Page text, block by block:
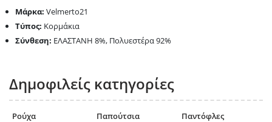
Μάρκα: Velmerto21
Τύπος: Κορμάκια
Σύνθεση: ΕΛΑΣΤΑΝΗ 8%, Πολυεστέρα 92%
Δημοφιλείς κατηγορίες
Ρούχα Παπούτσια
Παντόφλες